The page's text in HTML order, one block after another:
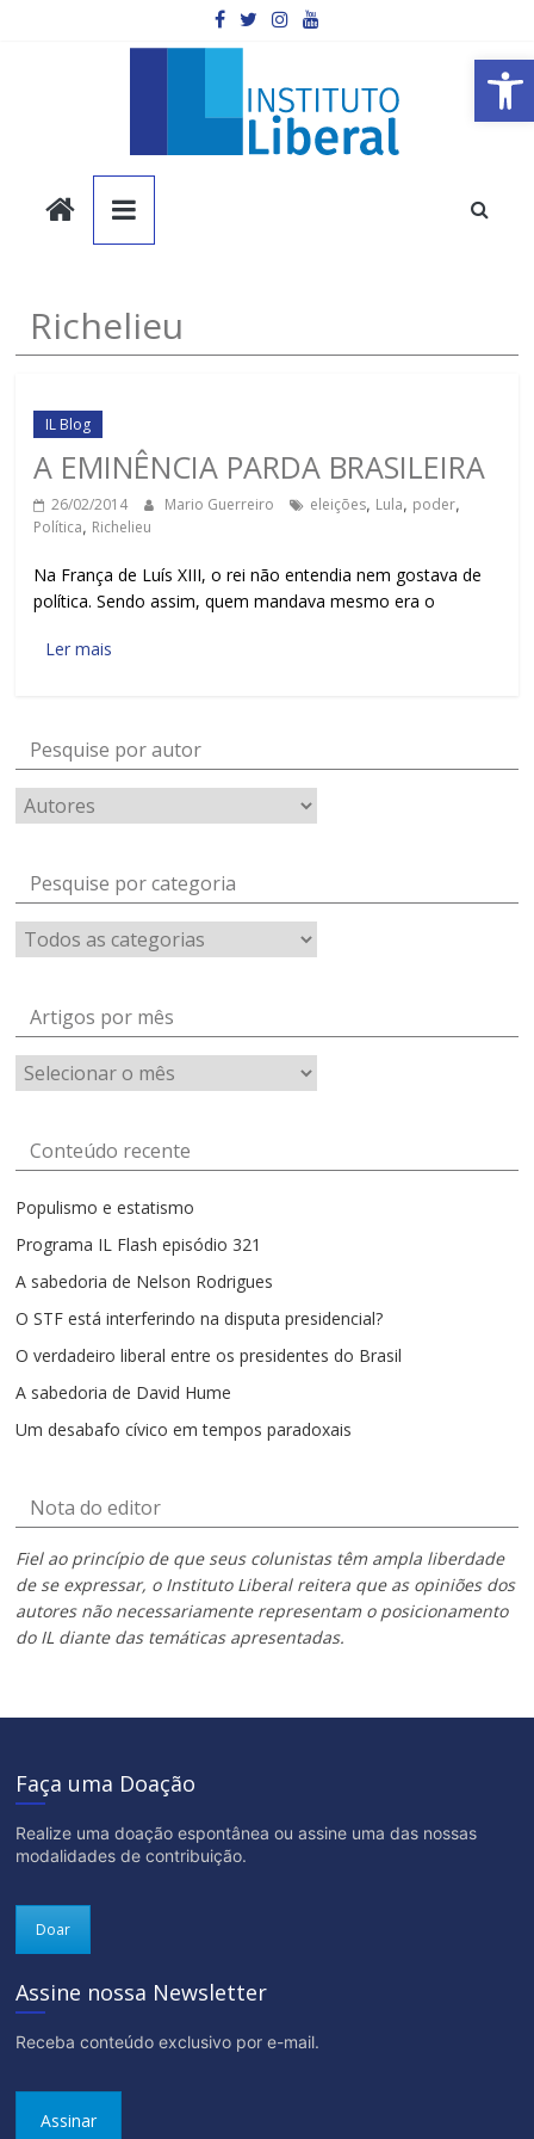
Barra de Ferramentas Aberta
Instituto
Liberal
Você
é
mais
importante
da
sociedade.
Richelieu
IL Blog
A EMINÊNCIA PARDA BRASILEIRA
26/02/2014 Mario Guerreiro eleições, Lula, poder,
Política, Richelieu
Na França de Luís XIII, o rei não entendia nem gostava de
política. Sendo assim, quem mandava mesmo era o
Ler mais
Pesquise por autor
Pesquise por categoria
Artigos por mês
Artigos
por
Conteúdo recente
Populismo e estatismo
Programa IL Flash episódio 321
A sabedoria de Nelson Rodrigues
O STF está interferindo na disputa presidencial?
O verdadeiro liberal entre os presidentes do Brasil
A sabedoria de David Hume
Um desabafo cívico em tempos paradoxais
Nota do editor
Fiel ao princípio de que seus colunistas têm ampla liberdade
de se expressar, o Instituto Liberal reitera que as opiniões dos
autores não necessariamente representam o posicionamento
do IL diante das temáticas apresentadas.
Faça uma Doação
Realize uma doação espontânea ou assine uma das nossas
modalidades de contribuição.
Doar
Assine nossa Newsletter
Receba conteúdo exclusivo por e-mail.
Assinar